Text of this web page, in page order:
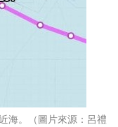
海。（圖片來源：呂禮